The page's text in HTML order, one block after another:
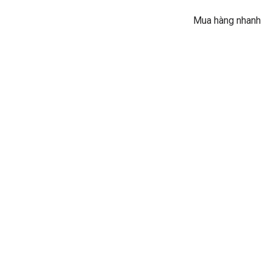
Mua hàng nhanh